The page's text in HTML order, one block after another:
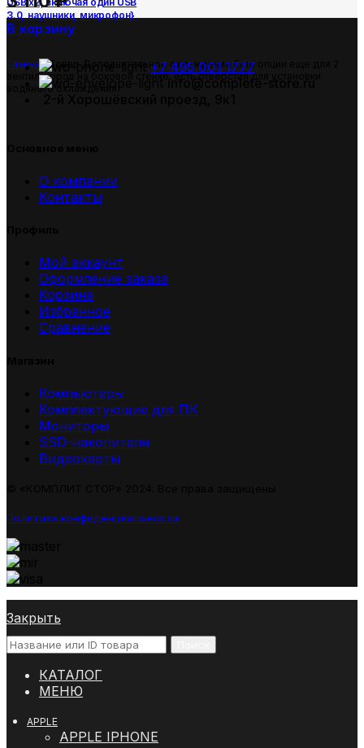
3.0, наушники, микрофон}
В корзину
ГлавнаяТовар Дополнительное охлаждениеЕсть опции еще для 2
вентиляторов на боковой стенке, есть отверстия для установки
водяного охлаждения.
+7 495 001 1777
О компании
Контакты
Мой аккаунт
Оформление заказа
Корзина
Избранное
Сравнение
Компьютеры
Комплектующие для ПК
Мониторы
SSD-накопители
Видеокарты
Политика конфиденциальности
Закрыть
КАТАЛОГ
МЕНЮ
APPLE
APPLE IPHONE